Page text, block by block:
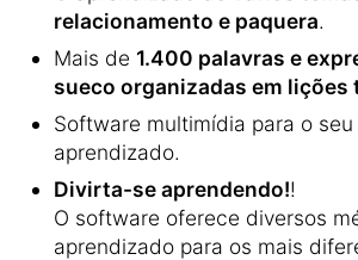
relacionamento e paquera.
Mais de 1.400 palavras e
sueco organizadas em lições
Software multimídia para o
aprendizado.
Divirta-se aprendendo!!
O software oferece diversos
aprendizado para os mais